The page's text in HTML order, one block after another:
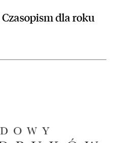
dla roku